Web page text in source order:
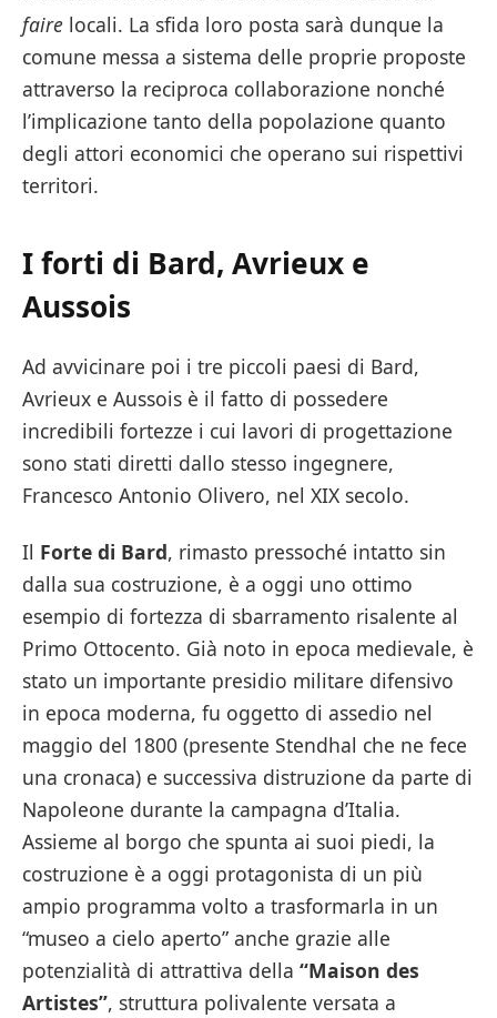
faire locali. La sfida loro posta sarà dunque la
comune messa a sistema delle proprie proposte
attraverso la reciproca collaborazione nonché
l’implicazione tanto della popolazione quanto
degli attori economici che operano sui rispettivi
territori.
I forti di Bard, Avrieux e
Aussois
Ad avvicinare poi i tre piccoli paesi di Bard,
Avrieux e Aussois è il fatto di possedere
incredibili fortezze i cui lavori di progettazione
sono stati diretti dallo stesso ingegnere,
Francesco Antonio Olivero, nel XIX secolo.
Il Forte di Bard, rimasto pressoché intatto sin
dalla sua costruzione, è a oggi uno ottimo
esempio di fortezza di sbarramento risalente al
Primo Ottocento. Già noto in epoca medievale, è
stato un importante presidio militare difensivo
in epoca moderna, fu oggetto di assedio nel
maggio del 1800 (presente Stendhal che ne fece
una cronaca) e successiva distruzione da parte di
Napoleone durante la campagna d’Italia.
Assieme al borgo che spunta ai suoi piedi, la
costruzione è a oggi protagonista di un più
ampio programma volto a trasformarla in un
“museo a cielo aperto” anche grazie alle
potenzialità di attrattiva della “Maison des
Artistes”, struttura polivalente versata a